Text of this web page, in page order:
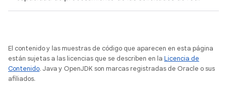
El contenido y las muestras de código que aparecen en esta página
están sujetas a las licencias que se describen en la Licencia de
Contenido. Java y OpenJDK son marcas registradas de Oracle o sus
afiliados.